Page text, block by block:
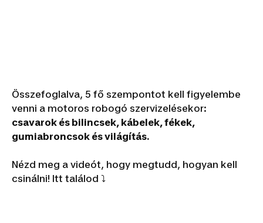
Összefoglalva, 5 fő szempontot kell figyelembe
venni a motoros robogó szervizelésekor:
csavarok és bilincsek, kábelek, fékek,
gumiabroncsok és világítás.
Nézd meg a videót, hogy megtudd, hogyan kell
csinálni! Itt találod ⤵️